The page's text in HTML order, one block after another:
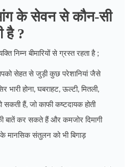
के सेवन से कौन-सी
है ?
निम्न बीमारियों से ग्रस्त रहता है ;
सेहत से जुड़ी कुछ परेशानियां जैसे
भारी होना, घबराहट, ऊल्टी, मितली,
सकती हैं, जो काफी कष्टदायक होती
बातें कर सकते हैं और कमजोर दिमागी
मानसिक संतुलन को भी बिगाड़